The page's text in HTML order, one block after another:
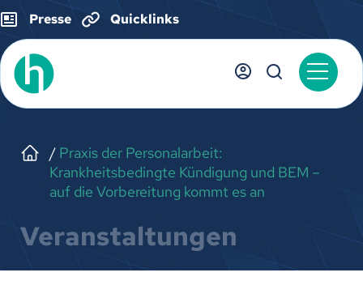
Presse Quicklinks
Praxis der Personalarbeit:
Krankheitsbedingte Kündigung und BEM –
auf die Vorbereitung kommt es an
Veranstaltungen